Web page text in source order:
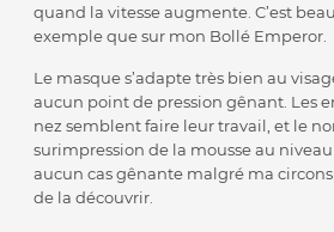
quand la vitesse augmente. C’est
exemple que sur mon Bollé Emperor.
Le masque s’adapte très bien au
aucun point de pression gênant. Les
nez semblent faire leur travail, et le
surimpression de la mousse au
aucun cas gênante malgré ma
de la découvrir.